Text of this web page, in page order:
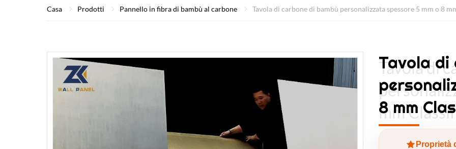
Casa Prodotti Pannello in fibra di bambù al carbone Tavola di carbone di bambù personalizzata spessore 5 mm o 8
Tavola di
8 mm
Tavola di
mm
Proprietà